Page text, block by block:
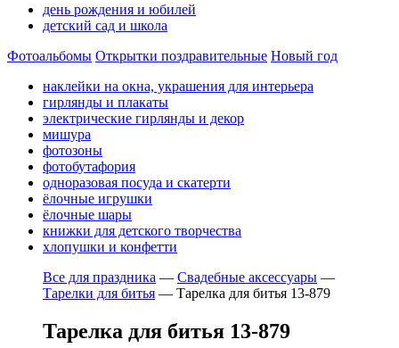
день рождения и юбилей
детский сад и школа
Фотоальбомы Открытки поздравительные Новый год
наклейки на окна, украшения для интерьера
гирлянды и плакаты
электрические гирлянды и декор
мишура
фотозоны
фотобутафория
одноразовая посуда и скатерти
ёлочные игрушки
ёлочные шары
книжки для детского творчества
хлопушки и конфетти
Все для праздника — Свадебные аксессуары —
Тарелки для битья — Тарелка для битья 13-879
Тарелка для битья 13-879